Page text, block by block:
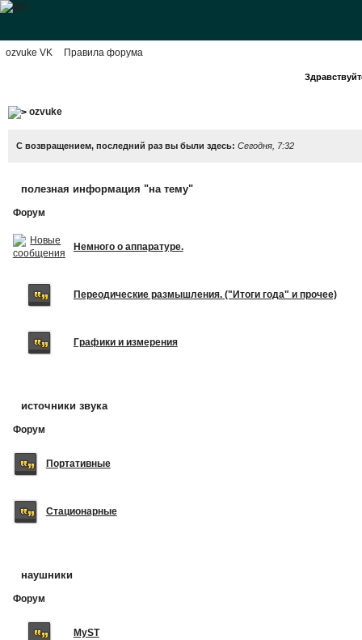
ozvuke VK Правила форума
ozvuke
С возвращением, последний раз вы были здесь: Сегодня, 7:32
полезная информация "на тему"
Форум
Немного о аппаратуре.
Переодические размышления. ("Итоги года" и прочее)
Графики и измерения
источники звука
Форум
Портативные
Стационарные
наушники
Форум
MyST